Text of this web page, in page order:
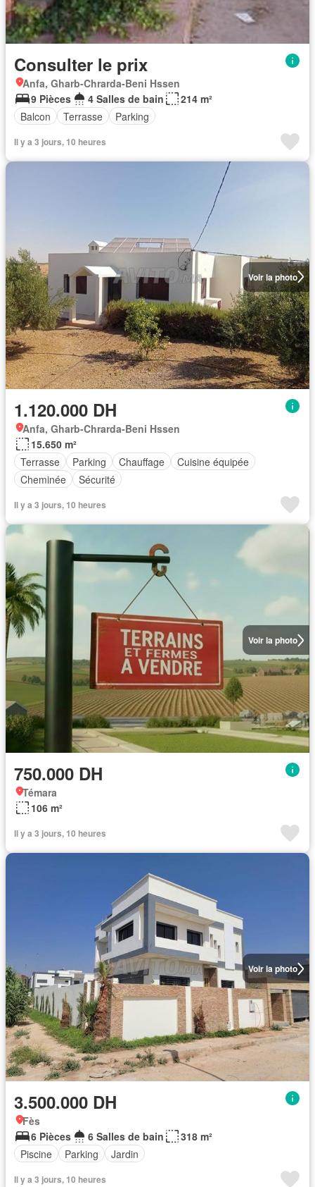
Consulter le prix
Anfa, Gharb-Chrarda-Beni Hssen
9 Pièces
4 Salles de bain
214 m²
Balcon
Terrasse Parking
Il y a 3 jours, 10 heures
Voir la photo
1.120.000 DH
Anfa, Gharb-Chrarda-Beni Hssen
15.650 m²
Terrasse
Parking Chauffage
Cuisine équipée
Cheminée
Sécurité
Il y a 3 jours, 10 heures
Voir la photo
750.000 DH
Témara
106 m²
Il y a 3 jours, 10 heures
Voir la photo
3.500.000 DH
Fès
6 Pièces
6 Salles de bain
318 m²
Piscine
Parking Jardin
Il y a 3 jours, 10 heures